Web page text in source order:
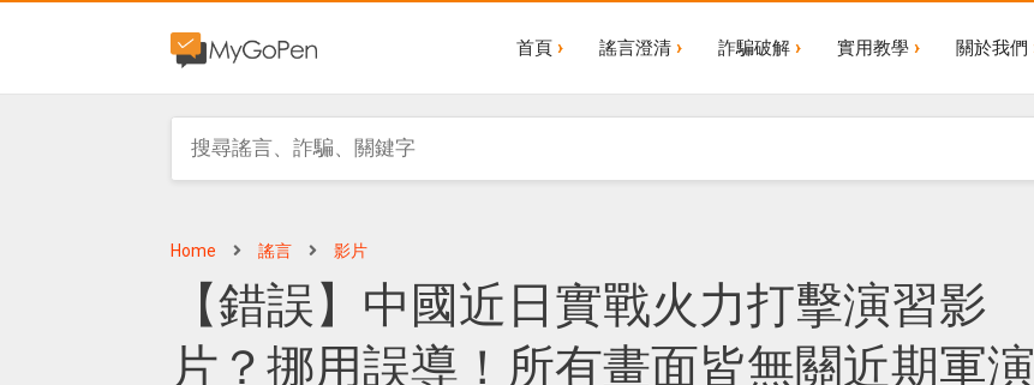
首頁 謠言澄清 詐騙破解 實用教學 關於我們
Home 謠言 影片
【錯誤】中國近日實戰火力打擊演習影
片？挪用誤導！所有畫面皆無關近期軍演